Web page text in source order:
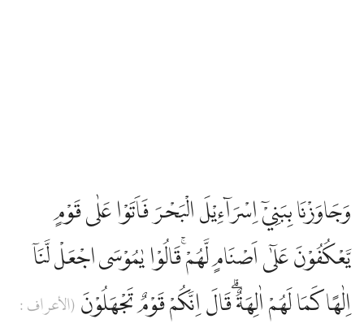
وَجَاوَزْنَا بِبَنِيْٓ اِسْرَاۤءِيْلَ الْبَحْرَ فَاَتَوْا عَلٰى قَوْمٍ
يَّعْكُفُوْنَ عَلٰٓى اَصْنَامٍ لَّهُمْ ۚقَالُوْا يٰمُوْسَى اجْعَلْ لَّنَآ
اِلٰهًا كَمَا لَهُمْ اٰلِهَةٌ ۗقَالَ اِنَّكُمْ قَوْمٌ تَجْهَلُوْنَ (الأعراف :